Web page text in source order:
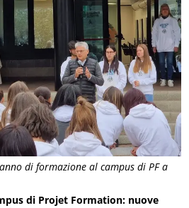
di formazione al campus di PF a
di Projet Formation: nuove